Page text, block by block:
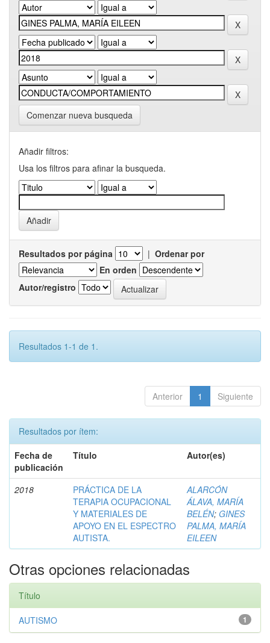
Comenzar nueva busqueda
Añadir filtros:
Usa los filtros para afinar la busqueda.
Resultados por página | Ordenar por
En orden
Autor/registro
Resultados 1-1 de 1.
Anterior 1 Siguiente
Resultados por ítem:
Fecha de
publicación
Título Autor(es)
2018
PRÁCTICA DE LA
TERAPIA OCUPACIONAL
Y MATERIALES DE
APOYO EN EL ESPECTRO
AUTISTA.
ALARCÓN
ÁLAVA, MARÍA
BELÉN; GINES
PALMA, MARÍA
EILEEN
Otras opciones relacionadas
Título
1
AUTISMO